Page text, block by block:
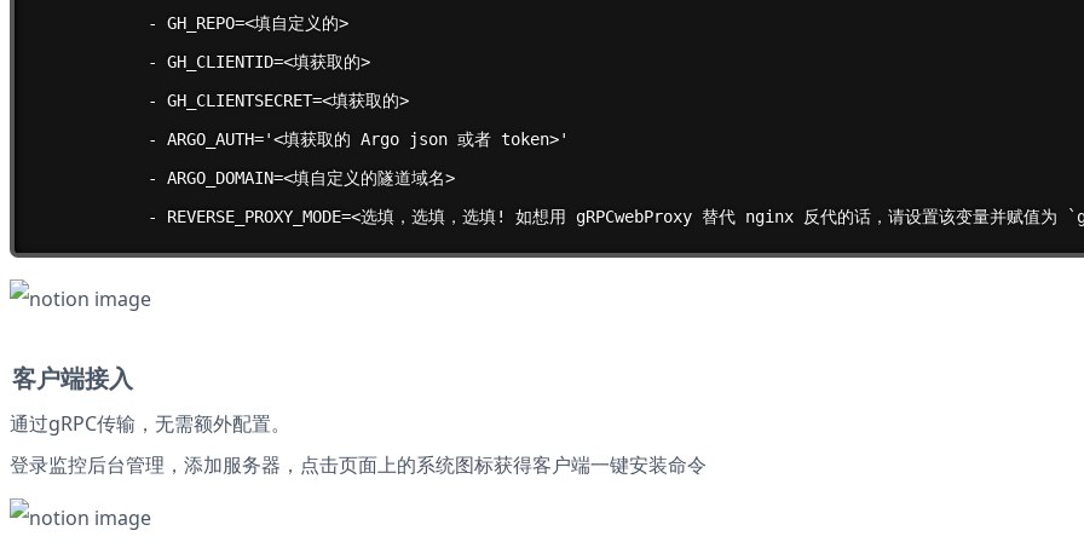
            - GH_REPO=<填自定义的>
            - GH_CLIENTID=<填获取的>
            - GH_CLIENTSECRET=<填获取的>
            - ARGO_AUTH='<填获取的 Argo json 或者 token>'
            - ARGO_DOMAIN=<填自定义的隧道域名>
- REVERSE_PROXY_MODE=<选填，选填，选填! 如想用 gRPCwebProxy 替代 nginx 反代的话，请设置该变量并赋值为
客户端接入
通过gRPC传输，无需额外配置。
登录监控后台管理，添加服务器，点击页面上的系统图标获得客户端一键安装命令